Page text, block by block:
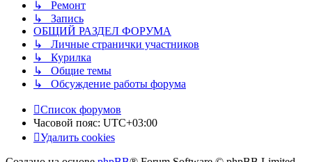
↳ Ремонт
↳ Запись
ОБЩИЙ РАЗДЕЛ ФОРУМА
↳ Личные странички участников
↳ Курилка
↳ Общие темы
↳ Обсуждение работы форума
Список форумов
Часовой пояс: UTC+03:00
Удалить cookies